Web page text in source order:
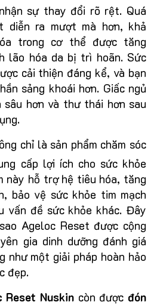
sự thay đổi rõ rệt. Quá
diễn ra mượt mà hơn, khả
trong cơ thể được tăng
lão hóa da bị trì hoãn. Sức
cải thiện đáng kể, và bạn
sảng khoái hơn. Giấc ngủ
sâu hơn và thư thái hơn sau
chỉ là sản phẩm chăm sóc
cấp lợi ích cho sức khỏe
này hỗ trợ hệ tiêu hóa, tăng
bảo vệ sức khỏe tim mạch
vấn đề sức khỏe khác. Đây
Ageloc Reset được cộng
gia dinh dưỡng đánh giá
như một giải pháp hoàn hảo
đẹp.
Reset Nuskin còn được đón